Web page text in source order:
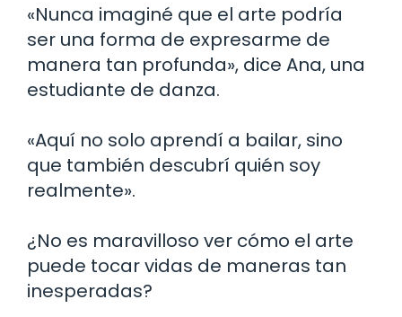
«Nunca imaginé que el arte podría
ser una forma de expresarme de
manera tan profunda», dice Ana, una
estudiante de danza.
«Aquí no solo aprendí a bailar, sino
que también descubrí quién soy
realmente».
¿No es maravilloso ver cómo el arte
puede tocar vidas de maneras tan
inesperadas?